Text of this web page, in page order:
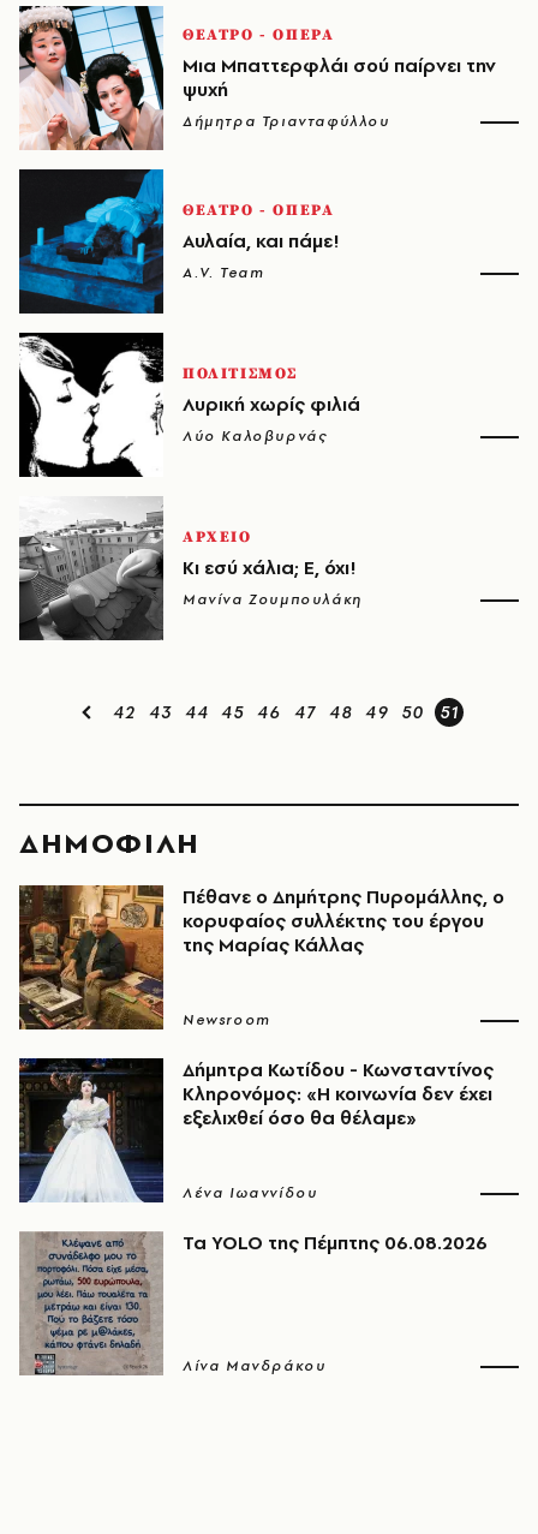
ΘΕΑΤΡΟ - ΟΠΕΡΑ
Μια Mπαττερφλάι σού παίρνει την
ψυχή
Δήμητρα Τριανταφύλλου
ΘΕΑΤΡΟ - ΟΠΕΡΑ
Αυλαία, και πάμε!
A.V. Team
ΠΟΛΙΤΙΣΜΟΣ
Λυρική χωρίς φιλιά
Λύο Καλοβυρνάς
ΑΡΧΕΙΟ
Κι εσύ χάλια; E, όχι!
Μανίνα Ζουμπουλάκη
42 43 44 45 46 47 48 49 50 51
ΔΗΜΟΦΙΛΗ
Πέθανε ο Δημήτρης Πυρομάλλης, ο
κορυφαίος συλλέκτης του έργου
της Μαρίας Κάλλας
Newsroom
Δήμητρα Κωτίδου - Κωνσταντίνος
Κληρονόμος: «Η κοινωνία δεν έχει
εξελιχθεί όσο θα θέλαμε»
Λένα Ιωαννίδου
Τα YOLO της Πέμπτης 06.08.2026
Λίνα Μανδράκου